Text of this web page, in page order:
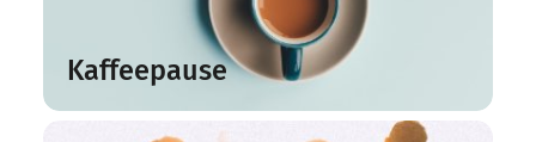
Kaffeepause